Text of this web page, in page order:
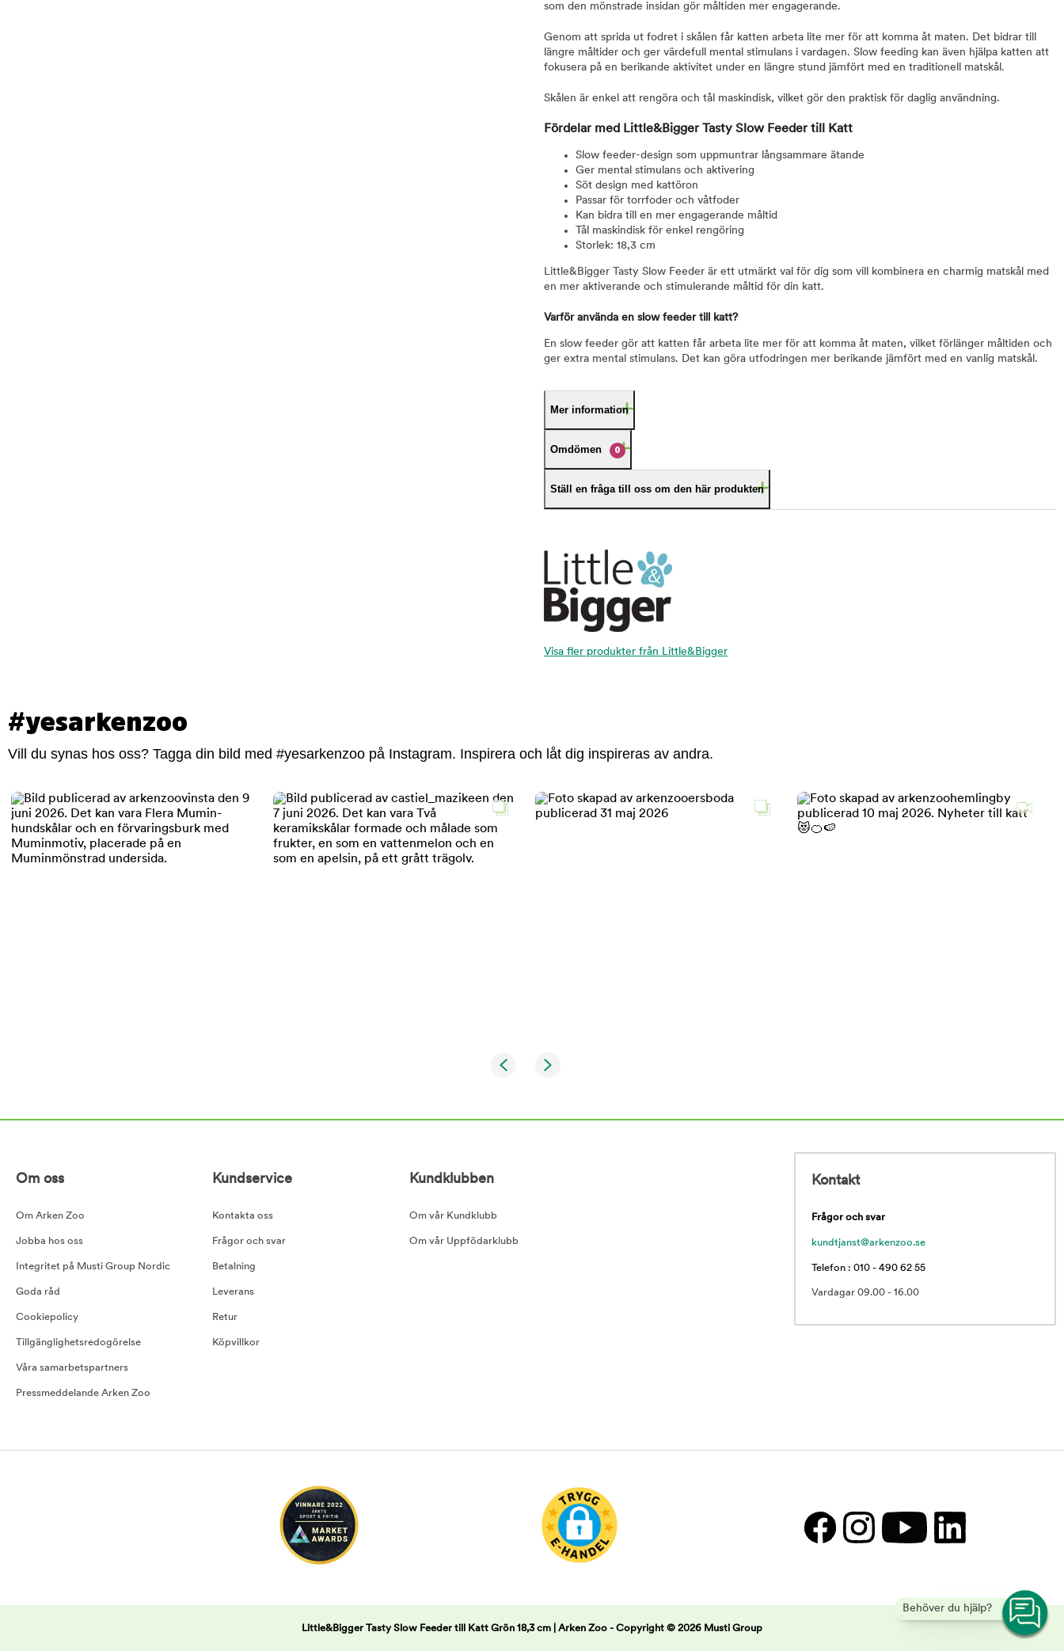
som den mönstrade insidan gör måltiden mer engagerande.
Genom att sprida ut fodret i skålen får katten arbeta lite mer för att komma åt maten. Det bidrar till
längre måltider och ger värdefull mental stimulans i vardagen. Slow feeding kan även hjälpa katten att
fokusera på en berikande aktivitet under en längre stund jämfört med en traditionell matskål.
Skålen är enkel att rengöra och tål maskindisk, vilket gör den praktisk för daglig användning.
Fördelar med Little&Bigger Tasty Slow Feeder till Katt
Slow feeder-design som uppmuntrar långsammare ätande
Ger mental stimulans och aktivering
Söt design med kattöron
Passar för torrfoder och våtfoder
Kan bidra till en mer engagerande måltid
Tål maskindisk för enkel rengöring
Storlek: 18,3 cm
Little&Bigger Tasty Slow Feeder är ett utmärkt val för dig som vill kombinera en charmig matskål med
en mer aktiverande och stimulerande måltid för din katt.
Varför använda en slow feeder till katt?
En slow feeder gör att katten får arbeta lite mer för att komma åt maten, vilket förlänger måltiden och
ger extra mental stimulans. Det kan göra utfodringen mer berikande jämfört med en vanlig matskål.
Mer information
Omdömen 0
Ställ en fråga till oss om den här produkten
Visa fler produkter från Little&Bigger
#yesarkenzoo
Vill du synas hos oss? Tagga din bild med #yesarkenzoo på Instagram. Inspirera och låt dig inspireras av andra.
Behöver du hjälp?
Om oss
Om Arken Zoo
Jobba hos oss
Integritet på Musti Group Nordic
Goda råd
Cookiepolicy
Tillgänglighetsredogörelse
Våra samarbetspartners
Pressmeddelande Arken Zoo
Kundservice
Kontakta oss
Frågor och svar
Betalning
Leverans
Retur
Köpvillkor
Kundklubben
Om vår Kundklubb
Om vår Uppfödarklubb
Kontakt
Frågor och svar
kundtjanst@arkenzoo.se
Telefon : 010 - 490 62 55
Vardagar 09.00 - 16.00
Little&Bigger Tasty Slow Feeder till Katt Grön 18,3 cm | Arken Zoo - Copyright © 2026 Musti Group